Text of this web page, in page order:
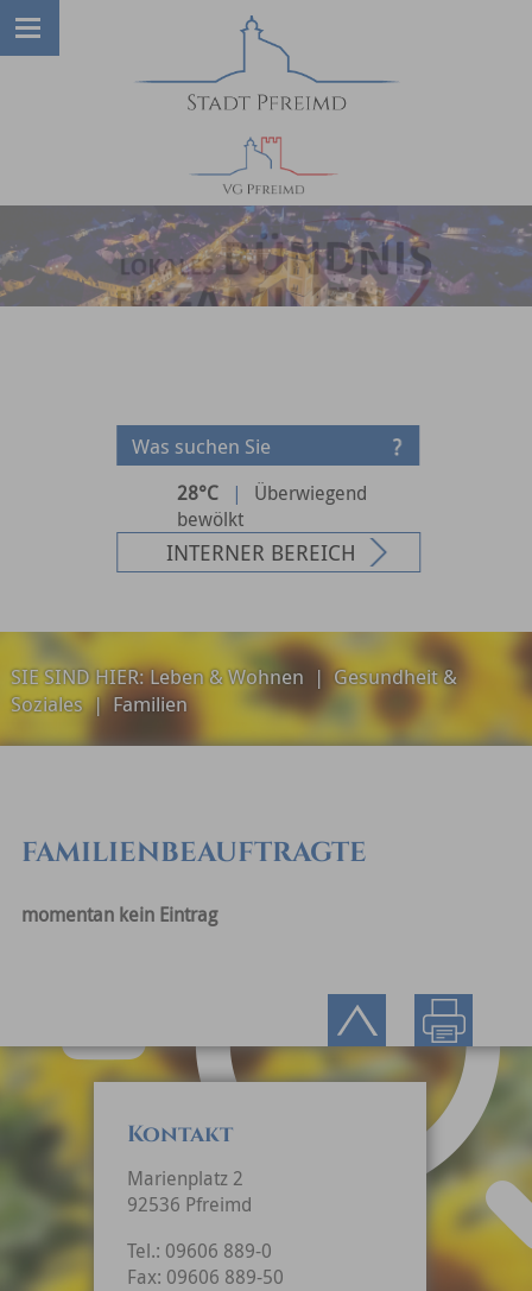
28°C |
Überwiegend
bewölkt
INTERNER BEREICH
SIE SIND HIER:Leben & Wohnen | Gesundheit &
Soziales| Familien
FAMILIENBEAUFTRAGTE
momentan kein Eintrag
Kontakt
Marienplatz 2
92536 Pfreimd
Tel.: 09606 889-0
Fax: 09606 889-50